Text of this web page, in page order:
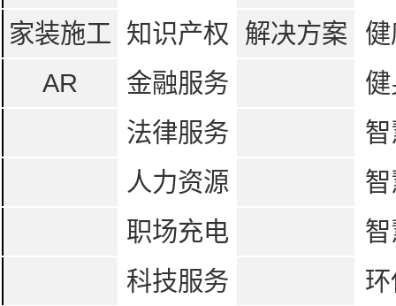
家装施工 知识产权 解决方案
AR
金融服务
法律服务
人力资源
职场充电
科技服务